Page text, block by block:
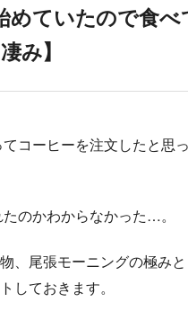
ていたので食べ
み】
コーヒーを注文したと思
のかわからなかった…。
、尾張モーニングの極み
しておきます。